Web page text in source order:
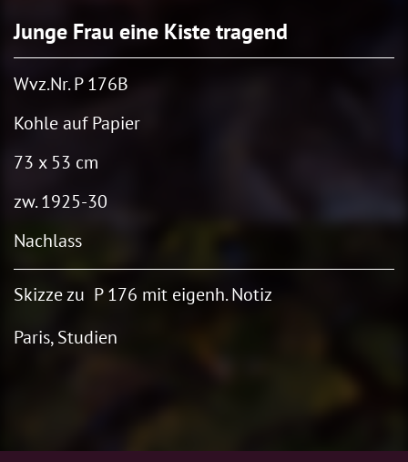
Junge Frau eine Kiste tragend
Wvz.Nr. P 176B
Kohle auf Papier
73 x 53 cm
zw. 1925-30
Nachlass
Skizze zu P 176 mit eigenh. Notiz
Paris, Studien